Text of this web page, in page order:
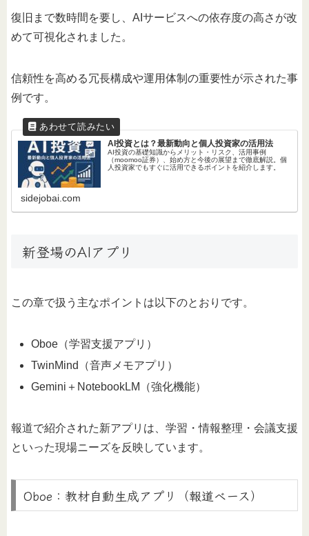
復旧まで数時間を要し、AIサービスへの依存度の高さが改
めて可視化されました。
信頼性を高める冗長構成や運用体制の重要性が示された事
例です。
AI投資とは？最新動向と個人投資家の活用法
AI投資の基礎知識からメリット・リスク、活用事例
（moomoo証券）、始め方と今後の展望まで徹底解説。個
人投資家でもすぐに活用できるポイントを紹介します。
sidejobai.com
新登場のAIアプリ
この章で扱う主なポイントは以下のとおりです。
Oboe（学習支援アプリ）
TwinMind（音声メモアプリ）
Gemini＋NotebookLM（強化機能）
報道で紹介された新アプリは、学習・情報整理・会議支援
といった現場ニーズを反映しています。
Oboe：教材自動生成アプリ（報道ベース）